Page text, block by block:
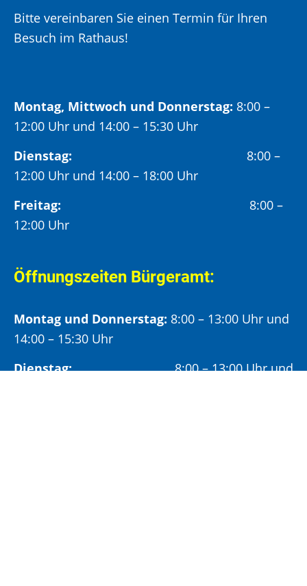
Bitte vereinbaren Sie einen Termin für Ihren
Besuch im Rathaus!
Montag, Mittwoch und Donnerstag: 8:00 –
12:00 Uhr und 14:00 – 15:30 Uhr
Dienstag: 8:00 –
12:00 Uhr und 14:00 – 18:00 Uhr
Freitag:
8:00 –
12:00 Uhr
Öffnungszeiten Bürgeramt:
Montag und Donnerstag: 8:00 – 13:00 Uhr und
14:00 – 15:30 Uhr
Dienstag:8:00 – 13:00 Uhr und